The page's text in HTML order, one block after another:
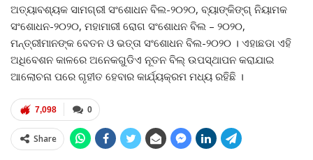
ଅତ୍ୟାବଶ୍ୟକ ସାମଗ୍ରୀ ସଂଶୋଧନ ବିଲ-୨୦୨୦, ବ୍ୟାଙ୍କିଙ୍ଗ୍‍ ନିୟାମକ
ସଂଶୋଧନ-୨୦୨୦, ମହାମାରୀ ରୋଗ ସଂଶୋଧନ ବିଲ – ୨୦୨୦,
ମନ୍ତ୍ରୀମାନଙ୍କ ବେତନ ଓ ଭତ୍ତା ସଂଶୋଧନ ବିଲ-୨୦୨୦ । ଏହାଛଡା ଏହି
ଅଧିବେଶନ କାଳରେ ଅନେକଗୁଡିଏ ନୂତନ ବିଲ୍‍ ଉପସ୍ଥାପନ କରାଯାଇ
ଆଲୋଚନା ପରେ ଗୃହୀତ ହେବାର କାର୍ଯ୍ୟକ୍ରମ ମଧ୍ୟ ରହିଛି ।
0
7,098
Share